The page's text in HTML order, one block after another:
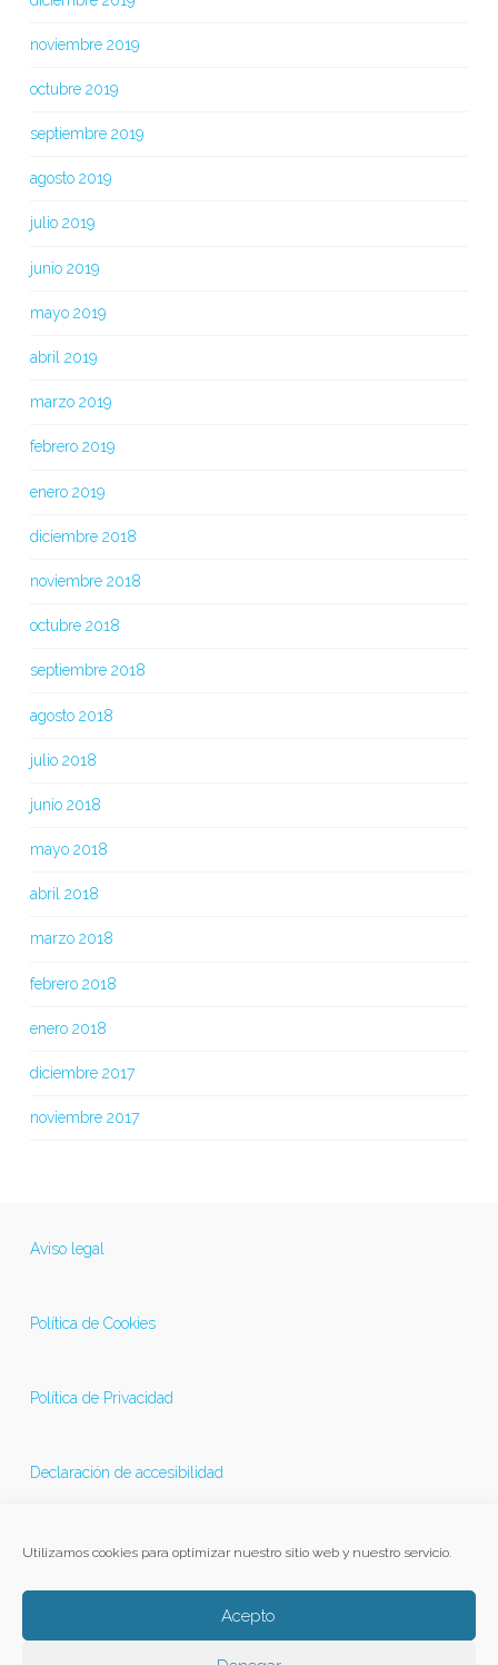
Utilizamos cookies para optimizar nuestro sitio web y nuestro servicio.
Acepto
noviembre 2019
octubre 2019
septiembre 2019
agosto 2019
julio 2019
junio 2019
mayo 2019
abril 2019
marzo 2019
febrero 2019
enero 2019
diciembre 2018
noviembre 2018
octubre 2018
septiembre 2018
agosto 2018
julio 2018
junio 2018
mayo 2018
abril 2018
marzo 2018
febrero 2018
enero 2018
diciembre 2017
noviembre 2017
Aviso legal
Política de Cookies
Política de Privacidad
Declaración de accesibilidad